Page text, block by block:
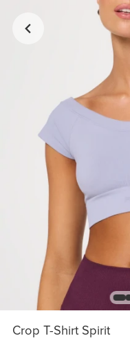
Crop T-Shirt Spirit